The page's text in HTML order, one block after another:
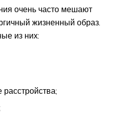
очень часто мешают
жизненный образ.
из них: